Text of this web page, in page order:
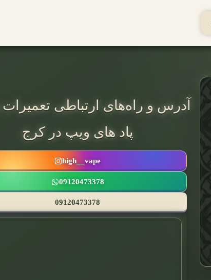
آدرس و راه‌های ارتباطی
پاد های ویپ در کرج
high__vape
09120473378
09120473378